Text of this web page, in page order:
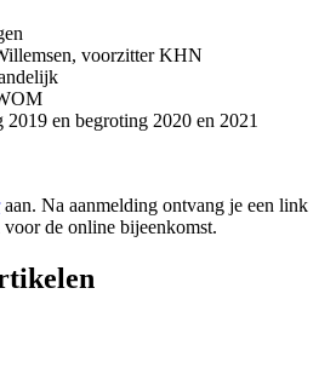
voorzitter KHN
2019 en begroting 2020 en 2021
aan. Na aanmelding ontvang je een link
de online bijeenkomst.